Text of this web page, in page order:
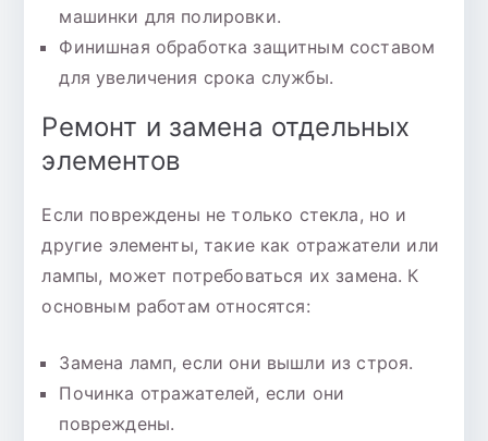
машинки для полировки.
Финишная обработка защитным составом
для увеличения срока службы.
Ремонт и замена отдельных
элементов
Если повреждены не только стекла, но и
другие элементы, такие как отражатели или
лампы, может потребоваться их замена. К
основным работам относятся:
Замена ламп, если они вышли из строя.
Починка отражателей, если они
повреждены.